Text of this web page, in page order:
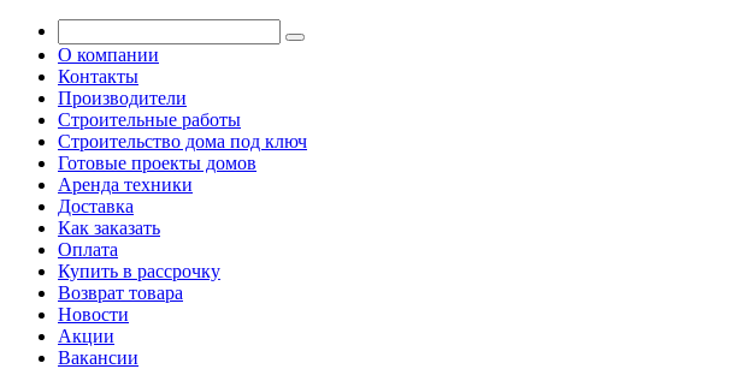
О компании
Контакты
Производители
Строительные работы
Строительство дома под ключ
Готовые проекты домов
Аренда техники
Доставка
Как заказать
Оплата
Купить в рассрочку
Возврат товара
Новости
Акции
Вакансии